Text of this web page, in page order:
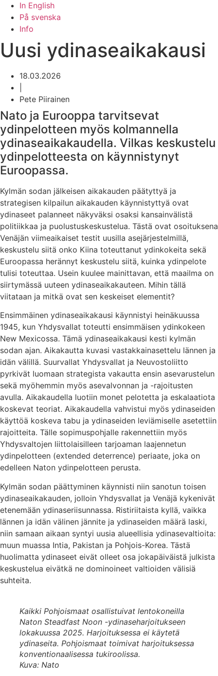
In English
På svenska
Info
Uusi ydinaseaikakausi
18.03.2026
Pete Piirainen
Nato ja Eurooppa tarvitsevat
ydinpelotteen myös kolmannella
ydinaseaikakaudella. Vilkas keskustelu
ydinpelotteesta on käynnistynyt
Euroopassa.
Kylmän sodan jälkeisen aikakauden päätyttyä ja
strategisen kilpailun aikakauden käynnistyttyä ovat
ydinaseet palanneet näkyväksi osaksi kansainvälistä
politiikkaa ja puolustuskeskustelua. Tästä ovat osoituksena
Venäjän viimeaikaiset testit uusilla asejärjestelmillä,
keskustelu siitä onko Kiina toteuttanut ydinkokeita sekä
Euroopassa herännyt keskustelu siitä, kuinka ydinpelote
tulisi toteuttaa. Usein kuulee mainittavan, että maailma on
siirtymässä uuteen ydinaseaikakauteen. Mihin tällä
viitataan ja mitkä ovat sen keskeiset elementit?
Ensimmäinen ydinaseaikakausi käynnistyi heinäkuussa
1945, kun Yhdysvallat toteutti ensimmäisen ydinkokeen
New Mexicossa. Tämä ydinaseaikakausi kesti kylmän
sodan ajan. Aikakautta kuvasi vastakkainasettelu lännen ja
idän välillä. Suurvallat Yhdysvallat ja Neuvostoliitto
pyrkivät luomaan strategista vakautta ensin asevarustelun
sekä myöhemmin myös asevalvonnan ja -rajoitusten
avulla. Aikakaudella luotiin monet pelotetta ja eskalaatiota
koskevat teoriat. Aikakaudella vahvistui myös ydinaseiden
käyttöä koskeva tabu ja ydinaseiden leviämiselle asetettiin
rajoitteita. Tälle sopimuspohjalle rakennettiin myös
Yhdysvaltojen liittolaisilleen tarjoaman laajennetun
ydinpelotteen (extended deterrence) periaate, joka on
edelleen Naton ydinpelotteen perusta.
Kylmän sodan päättyminen käynnisti niin sanotun toisen
ydinaseaikakauden, jolloin Yhdysvallat ja Venäjä kykenivät
etenemään ydinaseriisunnassa. Ristiriitaista kyllä, vaikka
lännen ja idän välinen jännite ja ydinaseiden määrä laski,
niin samaan aikaan syntyi uusia alueellisia ydinasevaltioita:
muun muassa Intia, Pakistan ja Pohjois-Korea. Tästä
huolimatta ydinaseet eivät olleet osa jokapäiväistä julkista
keskustelua eivätkä ne dominoineet valtioiden välisiä
suhteita.
Kaikki Pohjoismaat osallistuivat lentokoneilla
Naton Steadfast Noon -ydinaseharjoitukseen
lokakuussa 2025. Harjoituksessa ei käytetä
ydinaseita. Pohjoismaat toimivat harjoituksessa
konventionaalisessa tukiroolissa.
Kuva: Nato